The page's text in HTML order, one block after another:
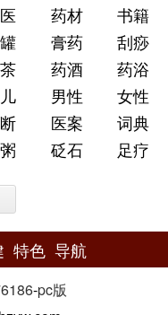
药材
书籍
膏药
刮痧
药酒
药浴
男性
女性
医案
词典
砭石 足疗
特色 导航
-pc版